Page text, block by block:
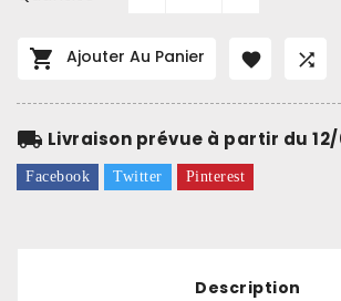
 Ajouter Au Panier  
local_shipping Livraison prévue à partir du
Facebook Twitter Pinterest
Description